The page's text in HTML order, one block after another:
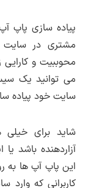
و تغییرات
هستند و
فارسی سازی
طراح اصلی
منتظر
انتشار
رسانی
می شود.
پیاده سازی
مشتری در
محوببیت و کارایی
می توانید یک
سایت خود پیاده
شاید برای
آزاردهنده باشد
این پاپ آپ ها به
کاربرانی که وارد